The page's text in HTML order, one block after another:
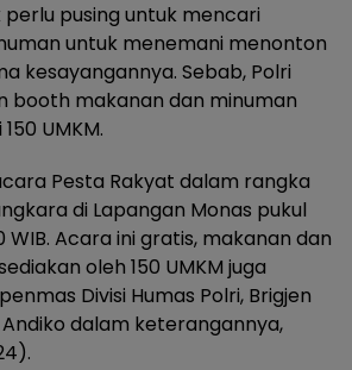
pusing untuk mencari
untuk menemani menonton
kesayangannya. Sebab, Polri
booth makanan dan minuman
UMKM.
Pesta Rakyat dalam rangka
di Lapangan Monas pukul
WIB. Acara ini gratis, makanan dan
oleh 150 UMKM juga
Divisi Humas Polri, Brigjen
dalam keterangannya,